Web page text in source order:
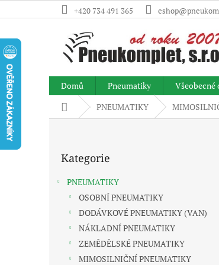
na
+420 734 491 365
Domů Pneumatiky
Domů PNEUMATIKY
kategorie
Kategorie
PNEUMATIKY
OSOBNÍ PNEUMATIKY
DODÁVKOVÉ PNEUMATIKY (VAN)
NÁKLADNÍ PNEUMATIKY
ZEMĚDĚLSKÉ PNEUMATIKY
MIMOSILNIČNÍ PNEUMATIKY